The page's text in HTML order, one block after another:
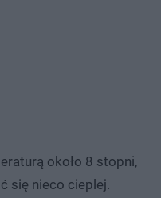
około 8 stopni,
się nieco cieplej.